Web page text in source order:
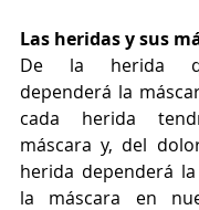
Las heridas y sus
De la herida
dependerá la
cada herida
máscara y, del
herida dependerá
la máscara en